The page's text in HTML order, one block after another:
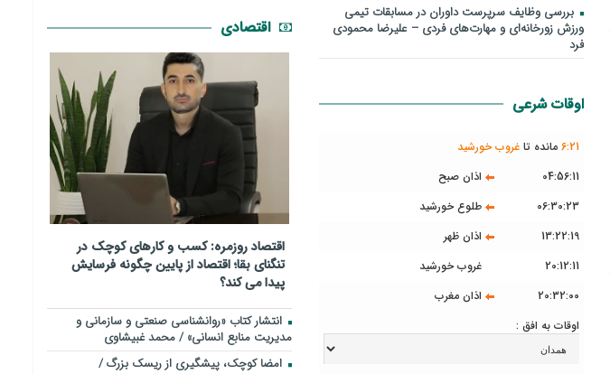
بررسی وظايف سرپرست داوران در مسابقات تیمي
ورزش زورخانه‌ای و مهارت‌های فردی – علیرضا محمودی
فرد
اوقات شرعی
6:21 مانده تاغروب خورشید
04:56:11
اذان صبح
06:30:23
طلوع خورشید
13:22:19
اذان ظهر
20:12:11
غروب خورشید
20:32:00
اذان مغرب
اوقات به افق :
اقتصادی
اقتصاد روزمره: کسب‌ و کارهای کوچک در
تنگنای بقا؛ اقتصاد از پایین چگونه فرسایش
پیدا می کند؟
انتشار کتاب «روانشناسی صنعتی و سازمانی و
مدیریت منابع انسانی» / محمد غبیشاوی
امضا کوچک، پیشگیری از ریسک بزرگ /